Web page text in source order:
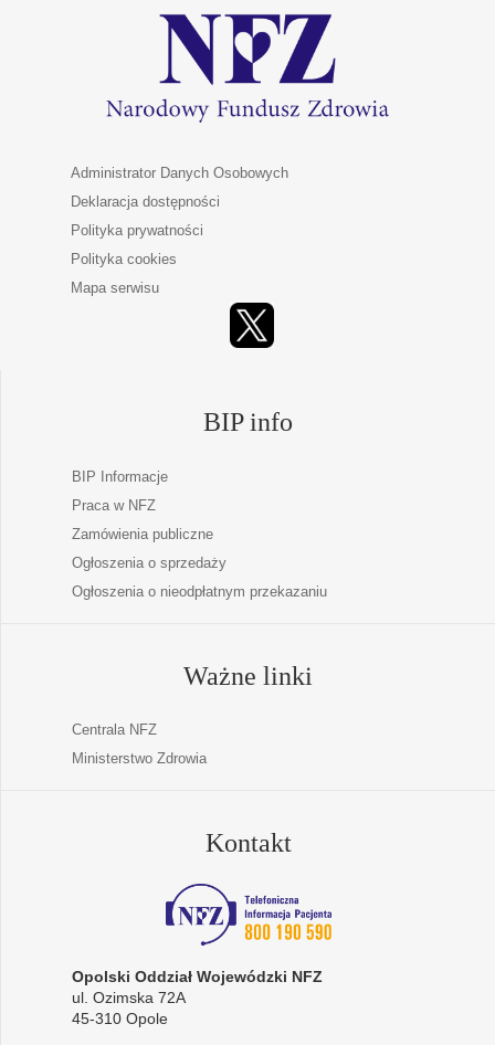
Administrator Danych Osobowych
Deklaracja dostępności
Polityka prywatności
Polityka cookies
Mapa serwisu
BIP info
BIP Informacje
Praca w NFZ
Zamówienia publiczne
Ogłoszenia o sprzedaży
Ogłoszenia o nieodpłatnym przekazaniu
Ważne linki
Centrala NFZ
Ministerstwo Zdrowia
Kontakt
Opolski Oddział Wojewódzki NFZ
ul. Ozimska 72A
45-310 Opole